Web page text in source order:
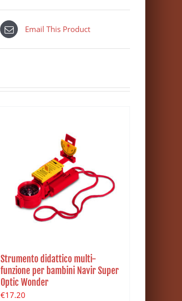
Email This Product
Strumento didattico multi-
funzione per bambini Navir Super
Optic Wonder
€17.20